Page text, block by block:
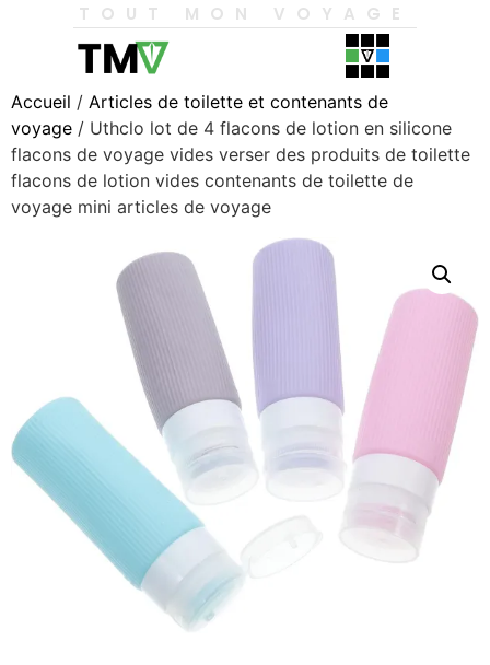
TOUT MON VOYAGE
Accueil / Articles de toilette et contenants de
voyage / Uthclo lot de 4 flacons de lotion en silicone
flacons de voyage vides verser des produits de toilette
flacons de lotion vides contenants de toilette de
voyage mini articles de voyage